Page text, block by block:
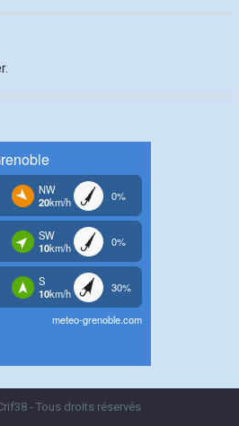
- Tous droits réservés